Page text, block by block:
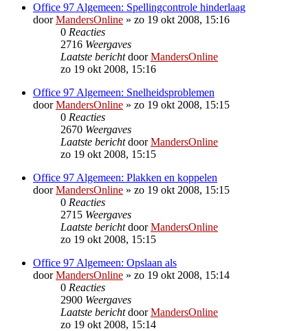
Office 97 Algemeen: Spellingcontrole hinderlaag
doorMandersOnline » zo 19 okt 2008, 15:16
0 Reacties
2716 Weergaves
Laatste berichtdoorMandersOnline
zo 19 okt 2008, 15:16
Office 97 Algemeen: Snelheidsproblemen
doorMandersOnline » zo 19 okt 2008, 15:15
0 Reacties
2670 Weergaves
Laatste berichtdoorMandersOnline
zo 19 okt 2008, 15:15
Office 97 Algemeen: Plakken en koppelen
doorMandersOnline » zo 19 okt 2008, 15:15
0 Reacties
2715 Weergaves
Laatste berichtdoorMandersOnline
zo 19 okt 2008, 15:15
Office 97 Algemeen: Opslaan als
doorMandersOnline » zo 19 okt 2008, 15:14
0 Reacties
2900 Weergaves
Laatste berichtdoorMandersOnline
zo 19 okt 2008, 15:14